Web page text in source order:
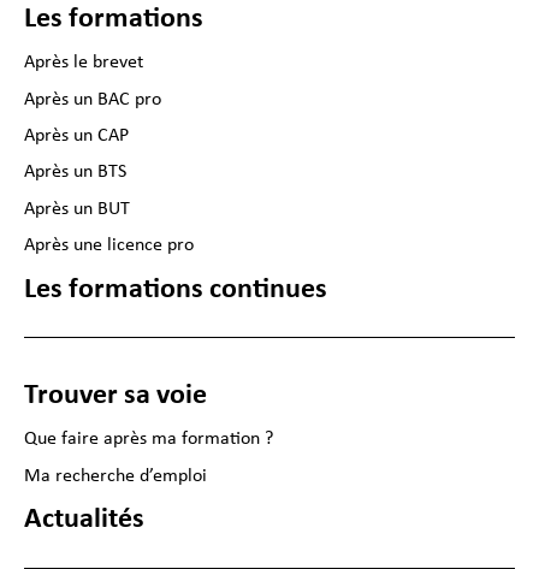
Les formations
Après le brevet
Après un BAC pro
Après un CAP
Après un BTS
Après un BUT
Après une licence pro
Les formations continues
Trouver sa voie
Que faire après ma formation ?
Ma recherche d’emploi
Actualités